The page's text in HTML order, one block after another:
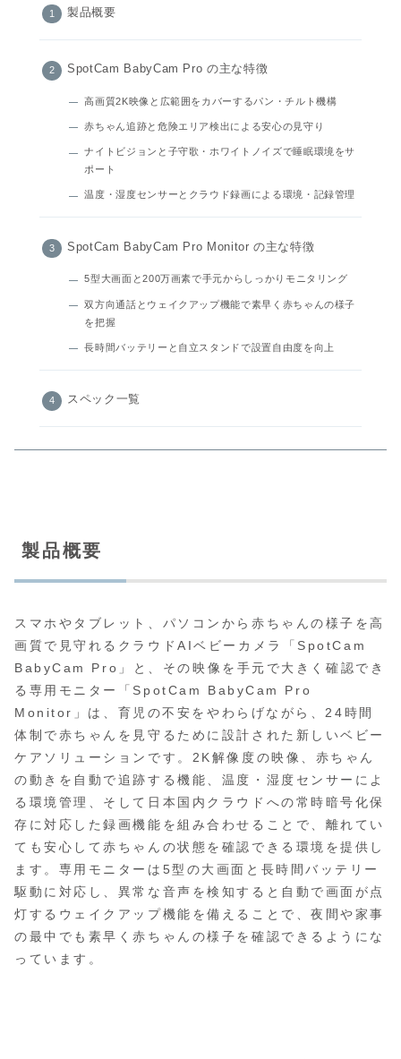
製品概要
SpotCam BabyCam Pro の主な特徴
高画質2K映像と広範囲をカバーするパン・チルト機構
赤ちゃん追跡と危険エリア検出による安心の見守り
ナイトビジョンと子守歌・ホワイトノイズで睡眠環境をサ
ポート
温度・湿度センサーとクラウド録画による環境・記録管理
SpotCam BabyCam Pro Monitor の主な特徴
5型大画面と200万画素で手元からしっかりモニタリング
双方向通話とウェイクアップ機能で素早く赤ちゃんの様子
を把握
長時間バッテリーと自立スタンドで設置自由度を向上
スペック一覧
製品概要
スマホやタブレット、パソコンから赤ちゃんの様子を高
画質で見守れるクラウドAIベビーカメラ「SpotCam
BabyCam Pro」と、その映像を手元で大きく確認でき
る専用モニター「SpotCam BabyCam Pro
Monitor」は、育児の不安をやわらげながら、24時間
体制で赤ちゃんを見守るために設計された新しいベビー
ケアソリューションです。2K解像度の映像、赤ちゃん
の動きを自動で追跡する機能、温度・湿度センサーによ
る環境管理、そして日本国内クラウドへの常時暗号化保
存に対応した録画機能を組み合わせることで、離れてい
ても安心して赤ちゃんの状態を確認できる環境を提供し
ます。専用モニターは5型の大画面と長時間バッテリー
駆動に対応し、異常な音声を検知すると自動で画面が点
灯するウェイクアップ機能を備えることで、夜間や家事
の最中でも素早く赤ちゃんの様子を確認できるようにな
っています。